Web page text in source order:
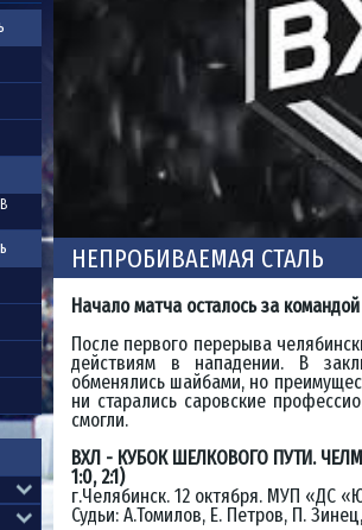
НЕПРОБИВАЕМАЯ СТАЛЬ
Начало матча осталось за
После первого перерыва
действиям в нападении. В
обменялись шайбами, но
ни старались саровские
смогли.
ВХЛ - КУБОК ШЕЛКОВОГО ПУТИ.
1:0, 2:1)
г.Челябинск. 12 октября. МУП «ДС
Судьи: А.Томилов, Е. Петров, П.